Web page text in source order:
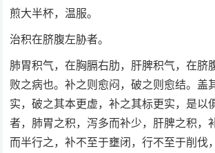
煎大半杯，温服。
治积在脐腹左胁者。
肺胃积气，在胸膈右肋，肝脾积气，在脐
败之病也。补之则愈闷，破之则愈结。盖
实，破之其本更虚，补之其标更实，是以
者，肺胃之积，泻多而补少，肝脾之积，
而半行之，补不至于壅闭，行不至于削伐